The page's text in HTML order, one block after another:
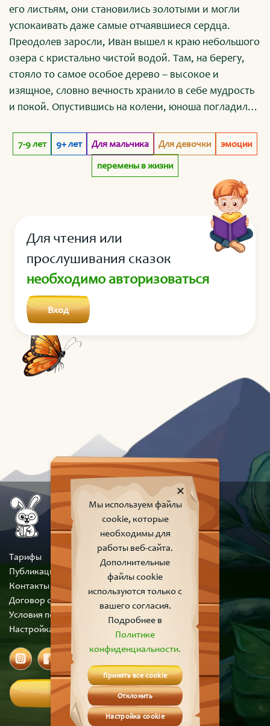
его листьям, они становились золотыми и могли
успокаивать даже самые отчаявшиеся сердца.
Преодолев заросли, Иван вышел к краю небольшого
озера с кристально чистой водой. Там, на берегу,
стояло то самое особое дерево – высокое и
изящное, словно вечность хранило в себе мудрость
и покой. Опустившись на колени, юноша погладил
дерево, я знаю, что твои листья волшебные. С их
помощью я мог бы помогать людям находить покой.
Расскажи мне свою историю и позволь забрать хоть
7-9 лет 9+ лет Для мальчика Для девочки
эмоции
перемены в жизни
Для чтения или
прослушивания сказок
необходимо авторизоваться
Вход
Тарифы
Публикации
Контакты
Договор оферты
Условия пользования сайтом
Настройка cookie
Вход
Мы используем файлы
cookie, которые
необходимы для
работы веб-сайта.
Дополнительные
файлы cookie
используются только с
вашего согласия.
Подробнее в
Политике
конфиденциальности.
Принять все cookie
Отклонить
Настройка cookie